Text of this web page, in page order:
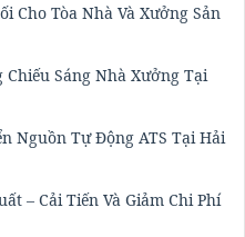
Cho Tòa Nhà Và Xưởng Sản
Sáng Nhà Xưởng Tại
Nguồn Tự Động ATS Tại Hải
– Cải Tiến Và Giảm Chi Phí